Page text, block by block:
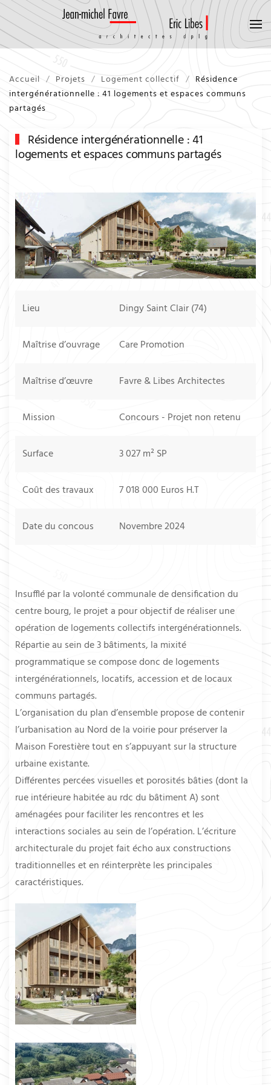
Accueil Projets Logement collectif
Résidence
intergénérationnelle : 41 logements et espaces communs
partagés
Résidence intergénérationnelle : 41
logements et espaces communs partagés
Lieu Dingy Saint Clair (74)
Maîtrise d’ouvrage Care Promotion
Maîtrise d’œuvre Favre & Libes Architectes
Mission Concours - Projet non retenu
Surface 3 027 m² SP
Coût des travaux 7 018 000 Euros H.T
Date du concous Novembre 2024
Insufflé par la volonté communale de densification du
centre bourg, le projet a pour objectif de réaliser une
opération de logements collectifs intergénérationnels.
Répartie au sein de 3 bâtiments, la mixité
programmatique se compose donc de logements
intergénérationnels, locatifs, accession et de locaux
communs partagés.
L’organisation du plan d’ensemble propose de contenir
l’urbanisation au Nord de la voirie pour préserver la
Maison Forestière tout en s’appuyant sur la structure
urbaine existante.
Différentes percées visuelles et porosités bâties (dont la
rue intérieure habitée au rdc du bâtiment A) sont
aménagées pour faciliter les rencontres et les
interactions sociales au sein de l’opération. L’écriture
architecturale du projet fait écho aux constructions
traditionnelles et en réinterprète les principales
caractéristiques.